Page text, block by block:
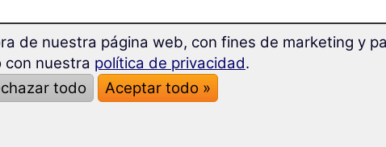
de nuestra página web, con fines de marketing y
con nuestra política de privacidad.
todo
Aceptar todo »